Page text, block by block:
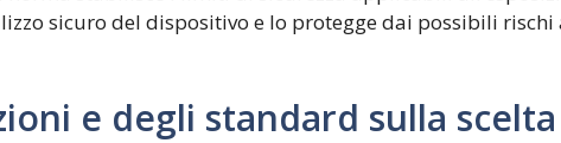
sicuro del dispositivo e lo protegge dai possibili rischi
e degli standard sulla